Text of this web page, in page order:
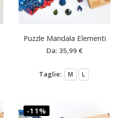
Puzzle Mandala Elementi
Da: 35,99€
Taglie: M L
-11%